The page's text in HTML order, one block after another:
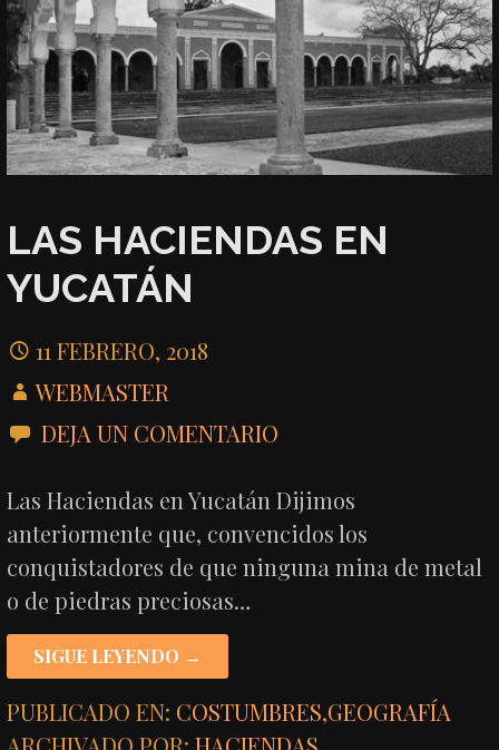
LAS HACIENDAS EN
YUCATÁN
11 FEBRERO, 2018
WEBMASTER
DEJA UN COMENTARIO
Las Haciendas en Yucatán Dijimos
anteriormente que, convencidos los
conquistadores de que ninguna mina de metal
o de piedras preciosas…
SIGUE LEYENDO →
PUBLICADO EN: COSTUMBRES,GEOGRAFÍA